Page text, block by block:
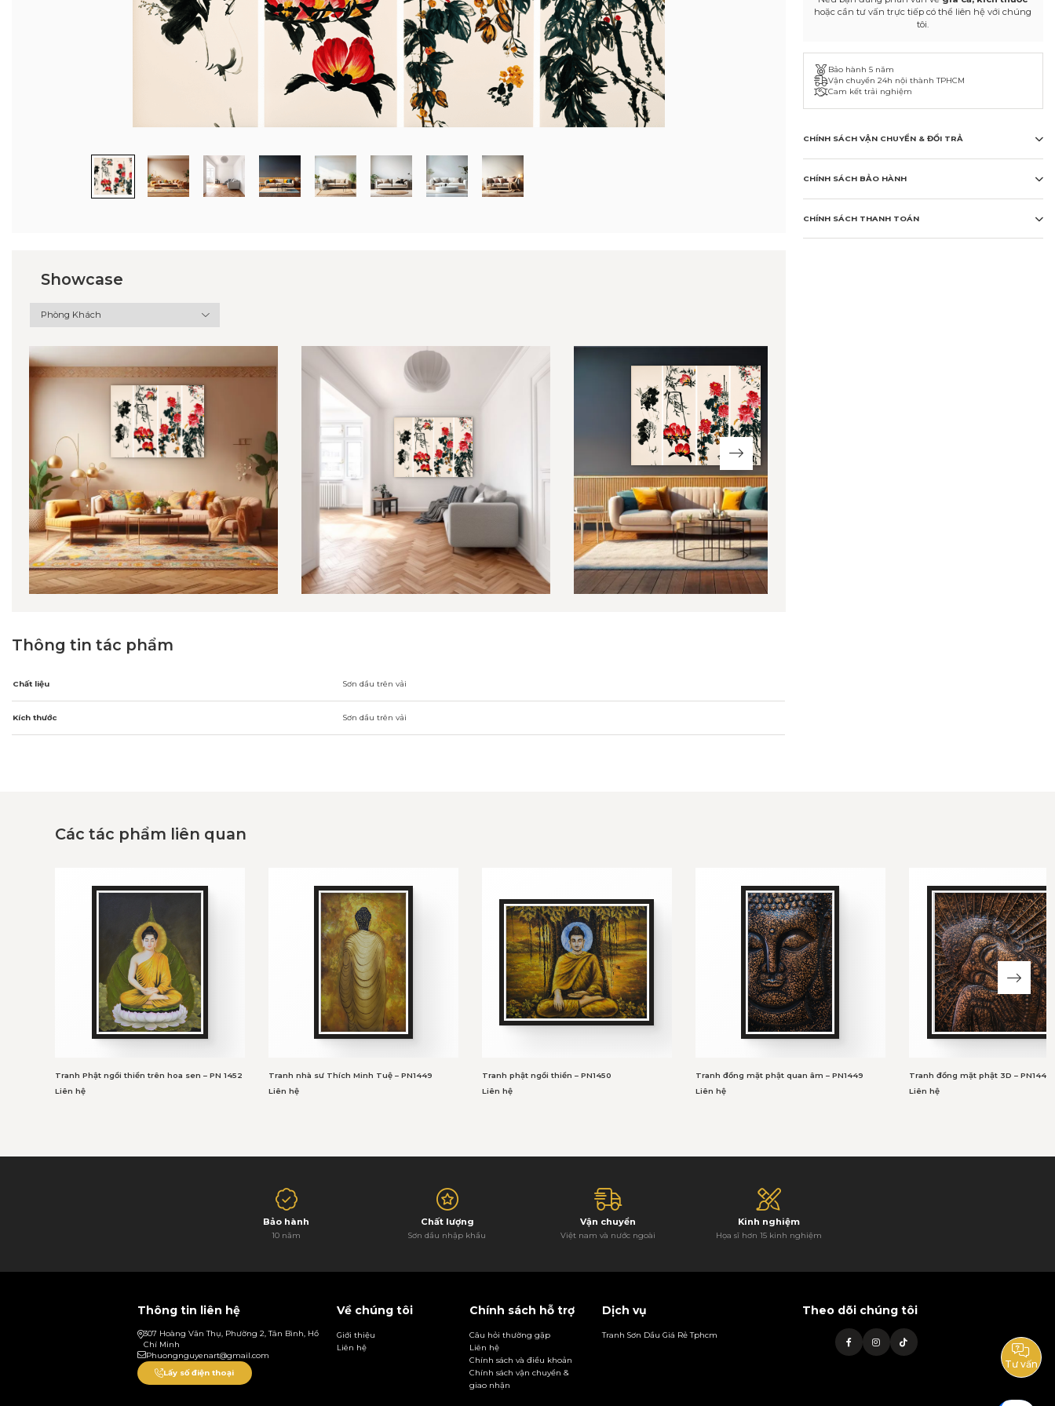
hoặc cần tư vấn trực tiếp có thể liên hệ với chúng
tôi.
Bảo hành 5 năm
Vận chuyển 24h nội thành TPHCM
Cam kết trải nghiệm
CHÍNH SÁCH VẬN CHUYỂN & ĐỔI TRẢ
CHÍNH SÁCH BẢO HÀNH
CHÍNH SÁCH THANH TOÁN
Showcase
Thông tin tác phẩm
Chất liệu Sơn dầu trên vải
Kích thước Sơn dầu trên vải
Các tác phẩm liên quan
Tranh Phật ngồi thiền trên hoa sen – PN 1452
Liên hệ
Tranh nhà sư Thích Minh Tuệ – PN1449
Liên hệ
Tranh phật ngồi thiền – PN1450
Liên hệ
Tranh đồng mặt phật quan âm – PN1449
Liên hệ
Tranh đồng mặt phật 3D – PN1448
Liên hệ
Bảo hành
10 năm
Chất lượng
Sơn dầu nhập khẩu
Vận chuyển
Việt nam và nước ngoài
Kinh nghiệm
Họa sĩ hơn 15 kinh nghiệm
Thông tin liên hệ
307 Hoàng Văn Thụ, Phường 2, Tân Bình, Hồ
Chí Minh
Phuongnguyenart@gmail.com
Lấy số điện thoại
Về chúng tôi
Giới thiệu
Liên hệ
Chính sách hỗ trợ
Câu hỏi thường gặp
Liên hệ
Chính sách và điều khoản
Chính sách vận chuyển &
giao nhận
Dịch vụ
Tranh Sơn Dầu Giá Rẻ Tphcm
Theo dõi chúng tôi
Tư vấn